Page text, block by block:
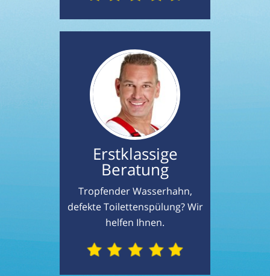
Erstklassige
Beratung
Tropfender Wasserhahn,
defekte Toilettenspülung? Wir
helfen Ihnen.